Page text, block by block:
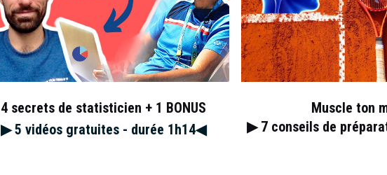
4 secrets de statisticien + 1 BONUS
▶︎ 5 vidéos gratuites - durée 1h14◀︎
Muscle ton
▶︎ 7 conseils de